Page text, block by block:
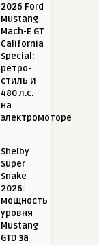
2026 Ford
Mustang
Mach-E GT
California
Special:
ретро-
стиль и
480 л.с.
на
электромоторе
Shelby
Super
Snake
2026:
мощность
уровня
Mustang
GTD за